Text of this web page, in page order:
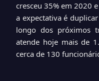
cresceu 35% em 2020
a expectativa é
longo dos próximos
atende hoje mais de
cerca de 130